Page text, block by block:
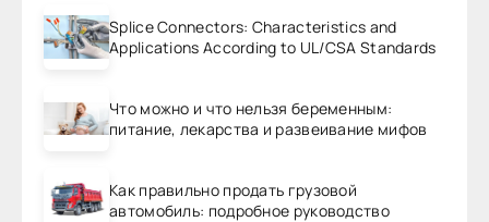
Splice Connectors: Characteristics and
Applications According to UL/CSA Standards
Что можно и что нельзя беременным:
питание, лекарства и развеивание мифов
Как правильно продать грузовой
автомобиль: подробное руководство